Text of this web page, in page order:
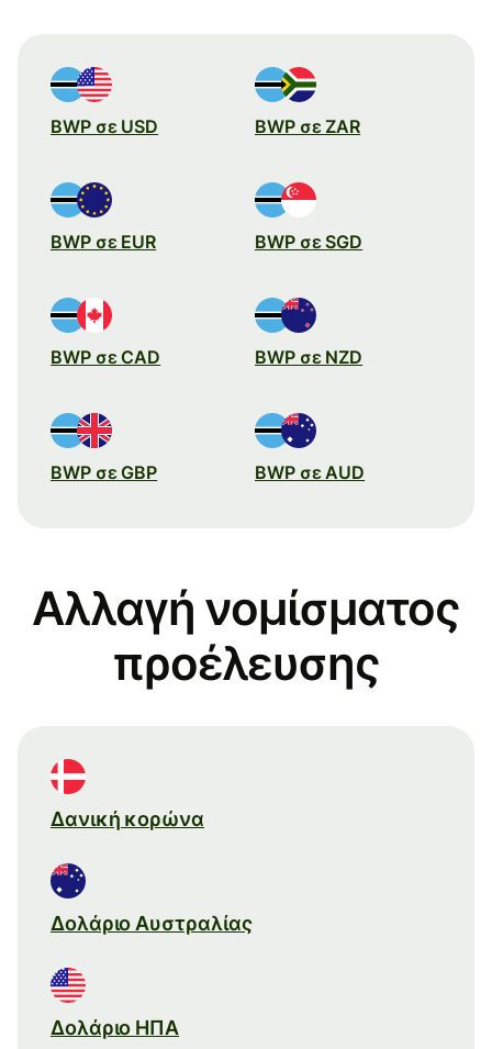
BWP σε USD BWP σε ZAR
BWP σε EUR BWP σε SGD
BWP σε CAD BWP σε NZD
BWP σε GBP BWP σε AUD
Αλλαγή νομίσματος
προέλευσης
Δανική κορώνα
Δολάριο Αυστραλίας
Δολάριο ΗΠΑ